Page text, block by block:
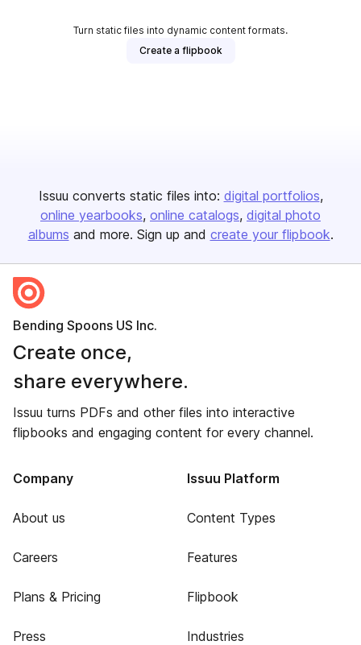
Turn static files into dynamic content formats.
Create a flipbook
Issuu converts static files into: digital portfolios
online yearbooks online catalogs digital photo
albums and more. Sign up and create your flipbook.
Bending Spoons US Inc.
Create once,
share everywhere.
Issuu turns PDFs and other files into interactive
flipbooks and engaging content for every channel.
Company
About us
Careers
Plans & Pricing
Press
Issuu Platform
Content Types
Features
Flipbook
Industries